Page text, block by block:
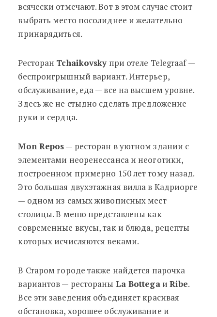
всячески отмечают. Вот в этом случае стоит
выбрать место посолиднее и желательно
принарядиться.
Ресторан Tchaikovskyпри отеле Telegraaf —
беспроигрышный вариант. Интерьер,
обслуживание, еда — все на высшем уровне.
Здесь же не стыдно сделать предложение
руки и сердца.
Mon Repos— ресторан в уютном здании с
элементами неоренессанса и неоготики,
построенном примерно 150 лет тому назад.
Это большая двухэтажная вилла в Кадриорге
— одном из самых живописных мест
столицы. В меню представлены как
современные вкусы, так и блюда, рецепты
которых исчисляются веками.
В Старом городе также найдется парочка
вариантов — рестораны La Bottegaи Ribe.
Все эти заведения объединяет красивая
обстановка, хорошее обслуживание и